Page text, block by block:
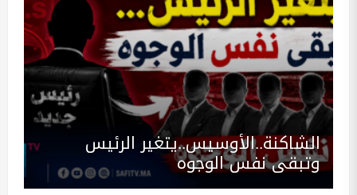
الشاكنة..الأوسيس..يتغير الرئيس
وتبقى نفس الوجوه